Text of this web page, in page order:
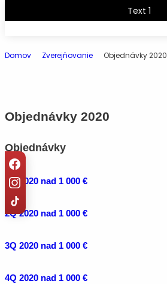
Text 1
Domov Zverejňovanie Objednávky 2020
Objednávky 2020
Objednávky
1Q 2020 nad 1 000 €
2Q 2020 nad 1 000 €
3Q 2020 nad 1 000 €
4Q 2020 nad 1 000 €